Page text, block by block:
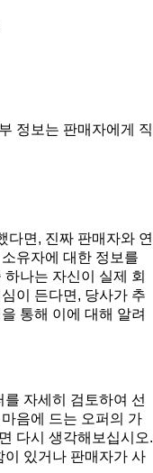
정보는 판매자에게 직
다면, 진짜 판매자와 연
유자에 대한 정보를
나는 자신이 실제 회
이 든다면, 당사가 추
통해 이에 대해 알려
자세히 검토하여 선
음에 드는 오퍼의 가
다시 생각해보십시오.
이 있거나 판매자가 사